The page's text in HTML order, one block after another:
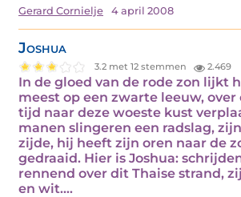
Gerard Cornielje 4 april 2008
Joshua
3.2 met 12 stemmen 2.469
In de gloed van de rode zon lijkt
meest op een zwarte leeuw, over
tijd naar deze woeste kust
manen slingeren een radslag,
zijde, hij heeft zijn oren naar de
gedraaid. Hier is Joshua:
rennend over dit Thaise strand,
en wit.…